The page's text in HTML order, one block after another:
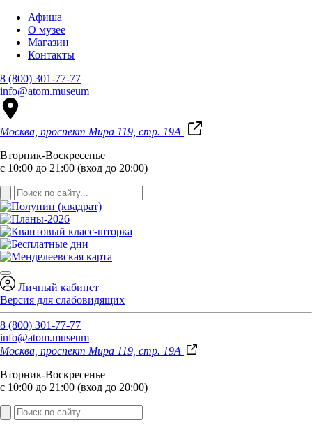
Афиша
О музее
Магазин
Контакты
8 (800) 301-77-77
info@atom.museum
Москва, проспект Мира 119, стр. 19А
Вторник-Воскресенье
с 10:00 до 21:00 (вход до 20:00)
Личный кабинет
Версия для слабовидящих
8 (800) 301-77-77
info@atom.museum
Москва, проспект Мира 119, стр. 19А
Вторник-Воскресенье
с 10:00 до 21:00 (вход до 20:00)